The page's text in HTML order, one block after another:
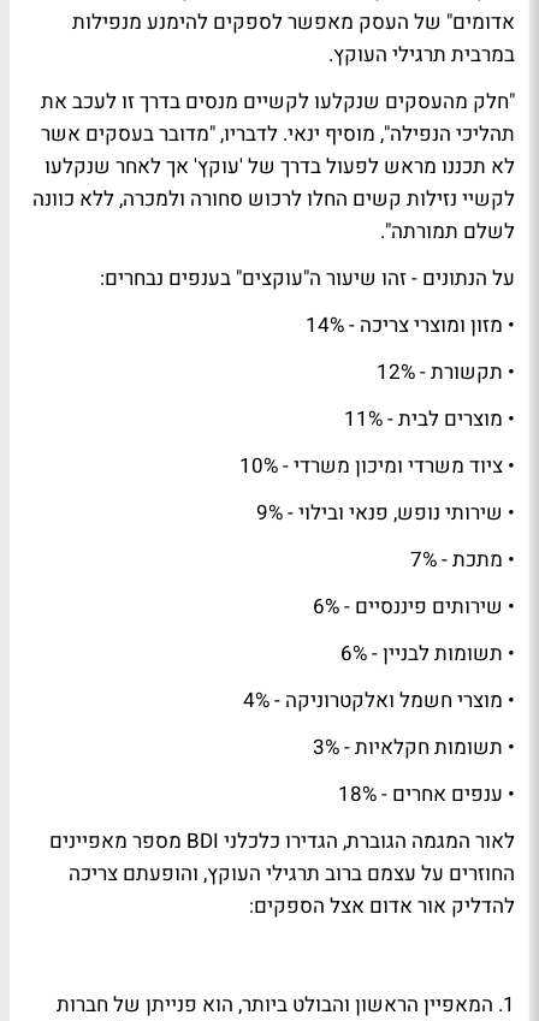
אדומים" של העסק מאפשר לספקים להימנע מנפילות
במרבית תרגילי העוקץ.
"חלק מהעסקים שנקלעו לקשיים מנסים בדרך זו לעכב את
תהליכי הנפילה", מוסיף ינאי. לדבריו, "מדובר בעסקים אשר
לא תכננו מראש לפעול בדרך של 'עוקץ' אך לאחר שנקלעו
לקשיי נזילות קשים החלו לרכוש סחורה ולמכרה, ללא כוונה
לשלם תמורתה".
על הנתונים - זהו שיעור ה"עוקצים" בענפים נבחרים:
• מזון ומוצרי צריכה - 14%
• תקשורת - 12%
• מוצרים לבית - 11%
• ציוד משרדי ומיכון משרדי - 10%
• שירותי נופש, פנאי ובילוי - 9%
• מתכת - 7%
• שירותים פיננסיים - 6%
• תשומות לבניין - 6%
• מוצרי חשמל ואלקטרוניקה - 4%
• תשומות חקלאיות - 3%
• ענפים אחרים - 18%
לאור המגמה הגוברת, הגדירו כלכלני BDI מספר מאפיינים
החוזרים על עצמם ברוב תרגילי העוקץ, והופעתם צריכה
להדליק אור אדום אצל הספקים:
1. המאפיין הראשון והבולט ביותר, הוא פנייתן של חברות